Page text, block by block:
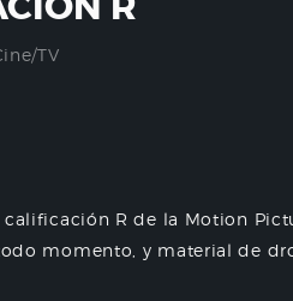
TV
R de la Motion
momento, y material de